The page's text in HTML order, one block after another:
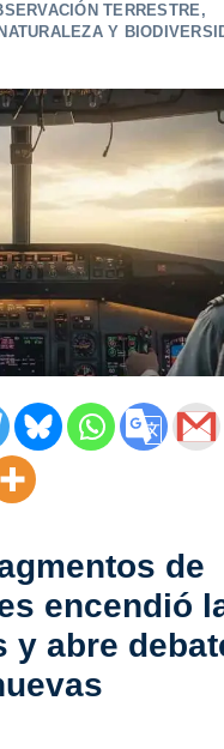
TERRESTRE,
NATURALEZA Y
de
encendió
y abre